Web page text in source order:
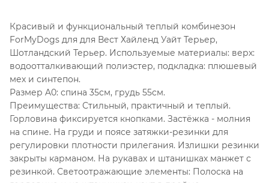
Красивый и функциональный теплый комбинезон
ForMyDogs для для Вест Хайленд Уайт Терьер,
Шотландский Терьер. Используемые материалы: верх:
водоотталкивающий полиэстер, подкладка: плюшевый
мех и синтепон.
Размер A0: спина 35см, грудь 55см.
Преимущества: Стильный, практичный и теплый.
Горловина фиксируется кнопками. Застёжка - молния
на спине. На груди и поясе затяжки-резинки для
регулировки плотности прилегания. Излишки резинки
закрыты карманом. На рукавах и штанишках манжет с
резинкой. Светоотражающие элементы: Полоска на